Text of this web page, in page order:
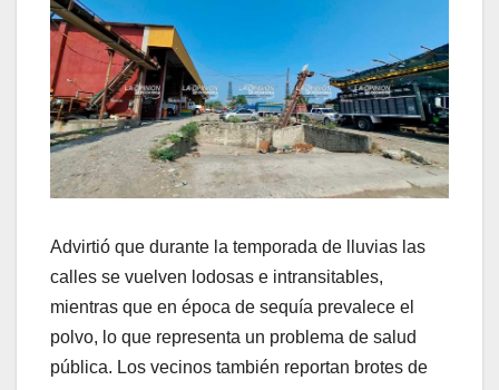
Advirtió que durante la temporada de lluvias las
calles se vuelven lodosas e intransitables,
mientras que en época de sequía prevalece el
polvo, lo que representa un problema de salud
pública. Los vecinos también reportan brotes de